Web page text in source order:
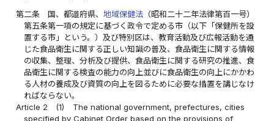
第二条 国、都道府県、地域保健法 （昭和二十二年法律第百一号）
第五条第一項の規定に基づく政令で定める市（以下「保健所を設
置する市」という。）及び特別区は、教育活動及び広報活動を通
じた食品衛生に関する正しい知識の普及、食品衛生に関する情報
の収集、整理、分析及び提供、食品衛生に関する研究の推進、食
品衛生に関する検査の能力の向上並びに食品衛生の向上にかかわ
る人材の養成及び資質の向上を図るために必要な措置を講じなけ
ればならない。
Article 2
(1)
The national government, prefectures, cities
specified by Cabinet Order based on the provisions of